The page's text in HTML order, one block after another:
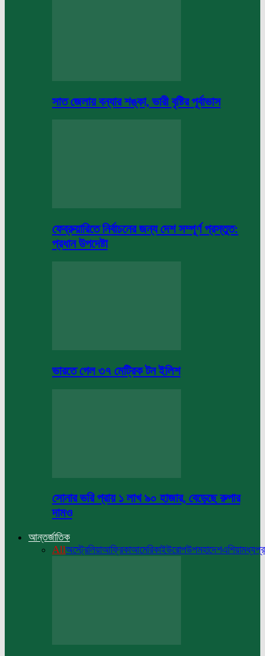
সাত জেলায় বন্যার শঙ্কা, ভারী বৃষ্টির পূর্বাভাস
ফেব্রুয়ারিতে নির্বাচনের জন্য দেশ সম্পূর্ণ প্রস্তুত:
প্রধান উপদেষ্টা
ভারতে গেল ৩৭ মেট্রিক টন ইলিশ
সোনার ভরি প্রায় ১ লাখ ৯০ হাজার, বেড়েছে রুপার
দামও
আন্তর্জাতিক
Allঅস্ট্রেলিয়াআফ্রিকাআমেরিকাইউরোপউপমহাদেশএশিয়া